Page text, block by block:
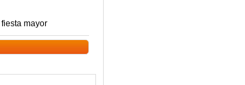
fiesta mayor